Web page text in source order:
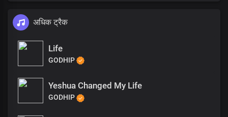
अधिक ट्रैक
Life
GODHIP
Yeshua Changed My Life
GODHIP